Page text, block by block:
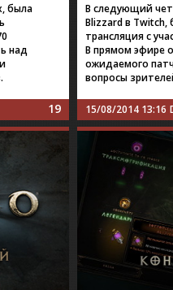
была
над
19
В следующий
Blizzard в
трансляция с
В прямом эфире
ожидаемого
вопросы
15/08/2014 13:16